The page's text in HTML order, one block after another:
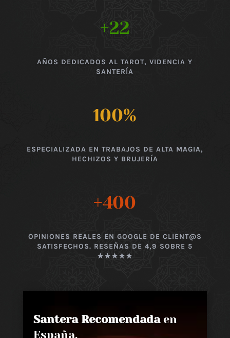
+22
AÑOS DEDICADOS AL TAROT, VIDENCIA Y
SANTERÍA
100%
ESPECIALIZADA EN TRABAJOS DE ALTA MAGIA,
HECHIZOS Y BRUJERÍA
+400
OPINIONES REALES EN GOOGLE DE CLIENT@S
SATISFECHOS. RESEÑAS DE 4,9 SOBRE 5
★★★★★
Santera Recomendadaen
España,